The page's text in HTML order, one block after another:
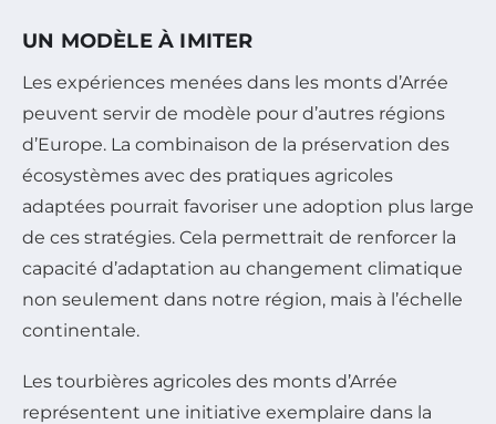
UN MODÈLE À IMITER
Les expériences menées dans les monts d’Arrée
peuvent servir de modèle pour d’autres régions
d’Europe. La combinaison de la préservation des
écosystèmes avec des pratiques agricoles
adaptées pourrait favoriser une adoption plus large
de ces stratégies. Cela permettrait de renforcer la
capacité d’adaptation au changement climatique
non seulement dans notre région, mais à l’échelle
continentale.
Les tourbières agricoles des monts d’Arrée
représentent une initiative exemplaire dans la